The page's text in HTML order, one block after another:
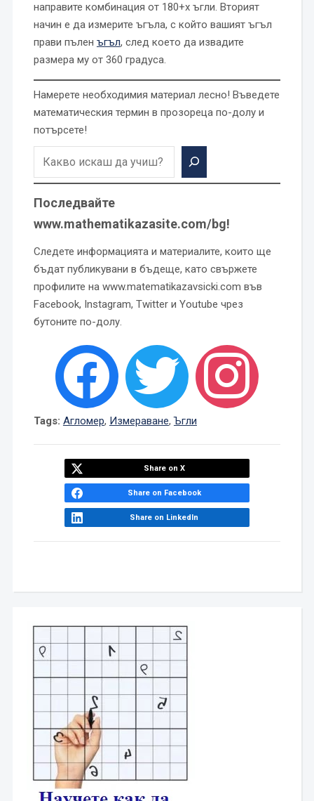
направите комбинация от 180+x ъгли. Вторият
начин е да измерите ъгъла, с който вашият ъгъл
прави пълен ъгъл, след което да извадите
размера му от 360 градуса.
Намерете необходимия материал лесно! Въведете
математическия термин в прозореца по-долу и
потърсете!
Последвайте
www.mathematikazasite.com/bg!
Следете информацията и материалите, които ще
бъдат публикувани в бъдеще, като свържете
профилите на www.matematikazavsicki.com във
Facebook, Instagram, Twitter и Youtube чрез
бутоните по-долу.
Tags: Агломер, Измераване,Ъгли
Share on X
Share on Facebook
Share on LinkedIn